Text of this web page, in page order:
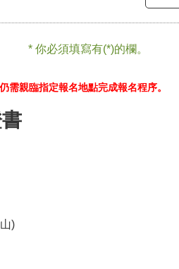
* 你必須填寫有(*)的欄。
需親臨指定報名地點完成報名程序。
)